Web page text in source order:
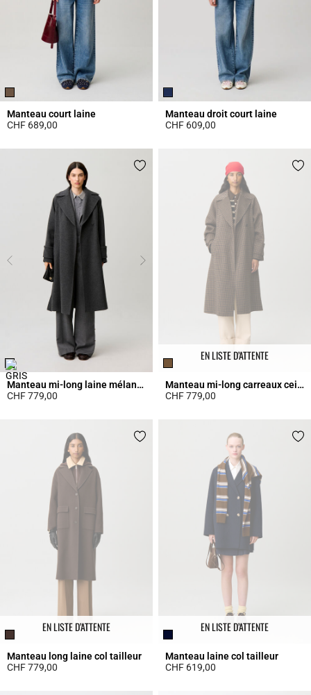
Manteau court laine
CHF 689,00
Manteau droit court laine
CHF 609,00
Manteau mi-long laine mélangée
CHF 779,00
EN LISTE D’ATTENTE
Manteau mi-long carreaux ceinture
CHF 779,00
EN LISTE D’ATTENTE
Manteau long laine col tailleur
CHF 779,00
EN LISTE D’ATTENTE
Manteau laine col tailleur
CHF 619,00